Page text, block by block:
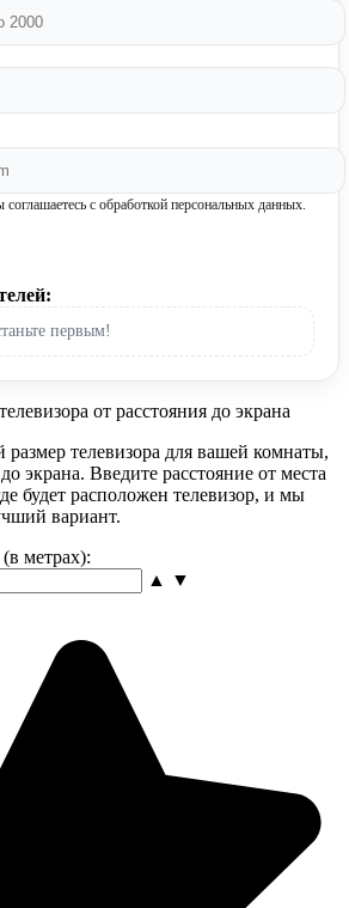
с обработкой персональных данных.
первым!
от расстояния до экрана
телевизора для вашей комнаты,
экрана. Введите расстояние от места
будет расположен телевизор, и мы
вариант.
метрах):
▲
▼